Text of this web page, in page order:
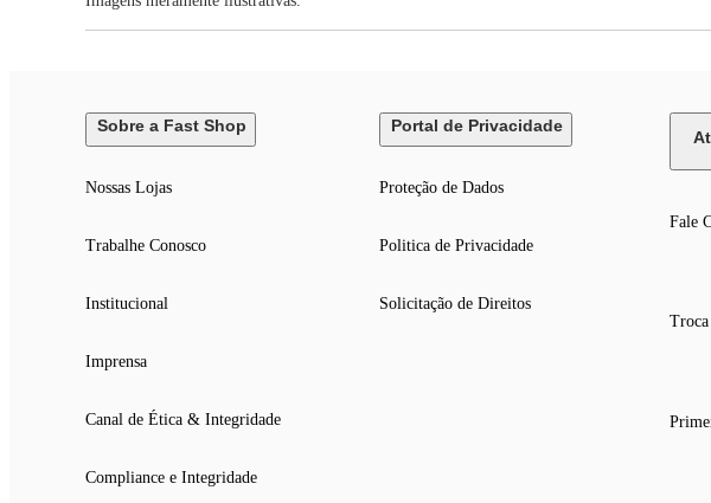
Sobre a Fast Shop
Nossas Lojas
Trabalhe Conosco
Institucional
Imprensa
Canal de Ética & Integridade
Compliance e Integridade
Portal de Privacidade
Proteção de Dados
Politica de Privacidade
Solicitação de Direitos
Fale